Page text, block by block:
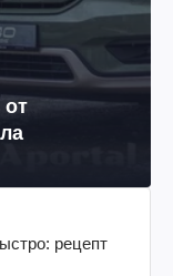
от
рецепт